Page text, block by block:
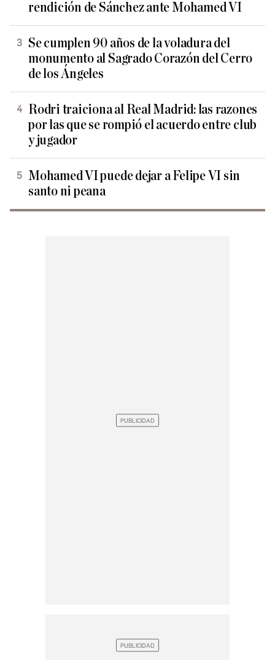
rendición de Sánchez ante Mohamed VI
Se cumplen 90 años de la voladura del
monumento al Sagrado Corazón del Cerro
de los Ángeles
Rodri traiciona al Real Madrid: las razones
por las que se rompió el acuerdo entre club
y jugador
Mohamed VI puede dejar a Felipe VI sin
santo ni peana